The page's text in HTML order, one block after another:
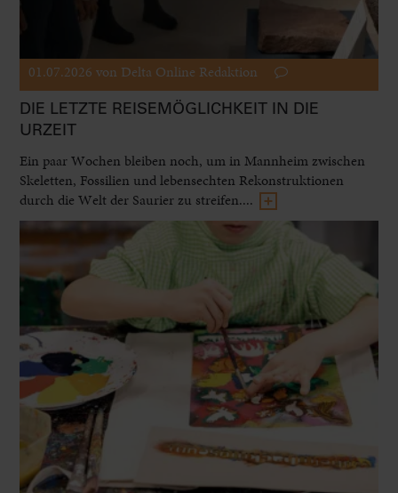
01.07.2026 von Delta Online Redaktion
DIE LETZTE REISEMÖGLICHKEIT IN DIE
URZEIT
Ein paar Wochen bleiben noch, um in Mannheim zwischen
Skeletten, Fossilien und lebensechten Rekonstruktionen
durch die Welt der Saurier zu streifen....